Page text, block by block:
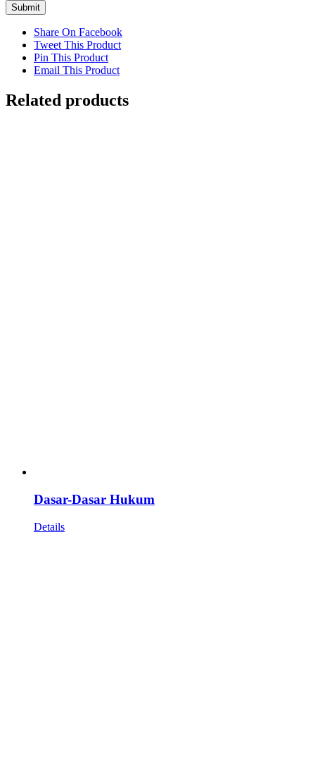
Share On Facebook
Tweet This Product
Pin This Product
Email This Product
Related products
Dasar-Dasar Hukum
Details